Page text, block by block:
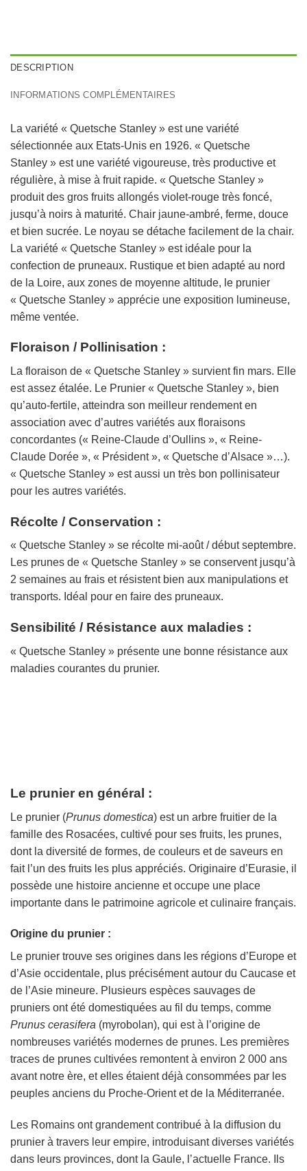
DESCRIPTION
INFORMATIONS COMPLÉMENTAIRES
La variété « Quetsche Stanley » est une variété
sélectionnée aux Etats-Unis en 1926. « Quetsche
Stanley » est une variété vigoureuse, très productive et
régulière, à mise à fruit rapide. « Quetsche Stanley »
produit des gros fruits allongés violet-rouge très foncé,
jusqu’à noirs à maturité. Chair jaune-ambré, ferme, douce
et bien sucrée. Le noyau se détache facilement de la chair.
La variété « Quetsche Stanley » est idéale pour la
confection de pruneaux. Rustique et bien adapté au nord
de la Loire, aux zones de moyenne altitude, le prunier
« Quetsche Stanley » apprécie une exposition lumineuse,
même ventée.
Floraison / Pollinisation :
La floraison de « Quetsche Stanley » survient fin mars. Elle
est assez étalée. Le Prunier « Quetsche Stanley », bien
qu’auto-fertile, atteindra son meilleur rendement en
association avec d’autres variétés aux floraisons
concordantes (« Reine-Claude d’Oullins », « Reine-
Claude Dorée », « Président », « Quetsche d’Alsace »…).
« Quetsche Stanley » est aussi un très bon pollinisateur
pour les autres variétés.
Récolte / Conservation :
« Quetsche Stanley » se récolte mi-août / début septembre.
Les prunes de « Quetsche Stanley » se conservent jusqu’à
2 semaines au frais et résistent bien aux manipulations et
transports. Idéal pour en faire des pruneaux.
Sensibilité / Résistance aux maladies :
« Quetsche Stanley » présente une bonne résistance aux
maladies courantes du prunier.
Le prunier en général :
Le prunier (Prunus domestica) est un arbre fruitier de la
famille des Rosacées, cultivé pour ses fruits, les prunes,
dont la diversité de formes, de couleurs et de saveurs en
fait l’un des fruits les plus appréciés. Originaire d’Eurasie, il
possède une histoire ancienne et occupe une place
importante dans le patrimoine agricole et culinaire français.
Origine du prunier :
Le prunier trouve ses origines dans les régions d’Europe et
d’Asie occidentale, plus précisément autour du Caucase et
de l’Asie mineure. Plusieurs espèces sauvages de
pruniers ont été domestiquées au fil du temps, comme
Prunus cerasifera (myrobolan), qui est à l’origine de
nombreuses variétés modernes de prunes. Les premières
traces de prunes cultivées remontent à environ 2 000 ans
avant notre ère, et elles étaient déjà consommées par les
peuples anciens du Proche-Orient et de la Méditerranée.
Les Romains ont grandement contribué à la diffusion du
prunier à travers leur empire, introduisant diverses variétés
dans leurs provinces, dont la Gaule, l’actuelle France. Ils